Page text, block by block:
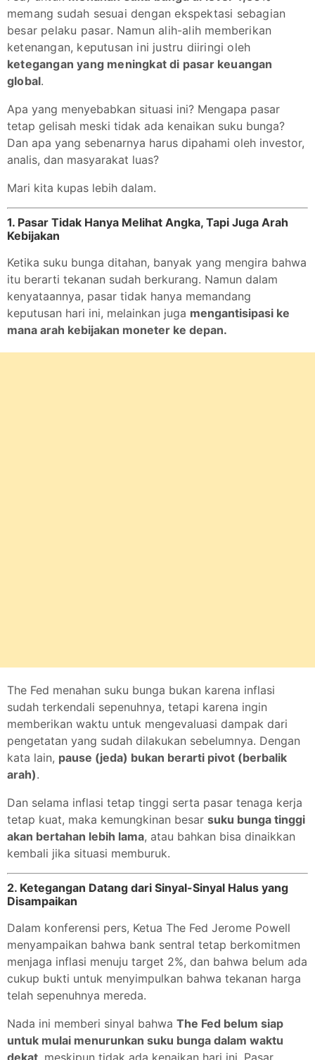
memang sudah sesuai dengan ekspektasi sebagian
besar pelaku pasar. Namun alih-alih memberikan
ketenangan, keputusan ini justru diiringi oleh
ketegangan yang meningkat di pasar keuangan
global.
Apa yang menyebabkan situasi ini? Mengapa pasar
tetap gelisah meski tidak ada kenaikan suku bunga?
Dan apa yang sebenarnya harus dipahami oleh investor,
analis, dan masyarakat luas?
Mari kita kupas lebih dalam.
1. Pasar Tidak Hanya Melihat Angka, Tapi Juga Arah
Kebijakan
Ketika suku bunga ditahan, banyak yang mengira bahwa
itu berarti tekanan sudah berkurang. Namun dalam
kenyataannya, pasar tidak hanya memandang
keputusan hari ini, melainkan juga mengantisipasi ke
mana arah kebijakan moneter ke depan.
The Fed menahan suku bunga bukan karena inflasi
sudah terkendali sepenuhnya, tetapi karena ingin
memberikan waktu untuk mengevaluasi dampak dari
pengetatan yang sudah dilakukan sebelumnya. Dengan
kata lain, pause (jeda) bukan berarti pivot (berbalik
arah).
Dan selama inflasi tetap tinggi serta pasar tenaga kerja
tetap kuat, maka kemungkinan besar suku bunga tinggi
akan bertahan lebih lama, atau bahkan bisa dinaikkan
kembali jika situasi memburuk.
2. Ketegangan Datang dari Sinyal-Sinyal Halus yang
Disampaikan
Dalam konferensi pers, Ketua The Fed Jerome Powell
menyampaikan bahwa bank sentral tetap berkomitmen
menjaga inflasi menuju target 2%, dan bahwa belum ada
cukup bukti untuk menyimpulkan bahwa tekanan harga
telah sepenuhnya mereda.
Nada ini memberi sinyal bahwa The Fed belum siap
untuk mulai menurunkan suku bunga dalam waktu
dekat , meskipun tidak ada kenaikan hari ini. Pasar